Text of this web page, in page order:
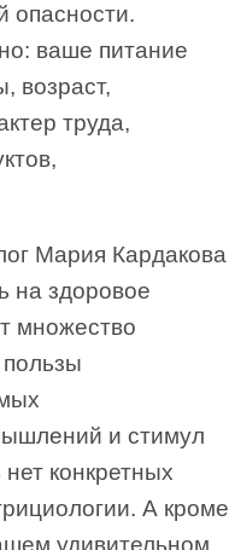
опасности.
ваше питание
возраст,
труда,
Мария Кардакова
на здоровое
множество
и стимул
конкретных
А кроме
удивительном